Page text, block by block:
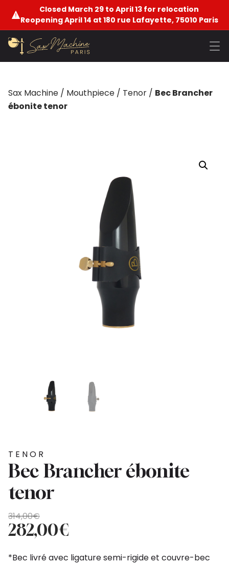
Closed March 29 to April 13 for relocation
Reopening April 14 at 180 rue Lafayette, 75010 Paris
Sax Machine / Mouthpiece / Tenor / Bec Brancher
ébonite tenor
TENOR
Bec Brancher ébonite
tenor
314,00€
Original
price
was:
314,00€.
282,00€
Current
price
is:
282,00€.
*Bec livré avec ligature semi-rigide et couvre-bec